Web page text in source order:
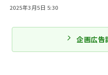
2025年3月5日 5:30
企画広告